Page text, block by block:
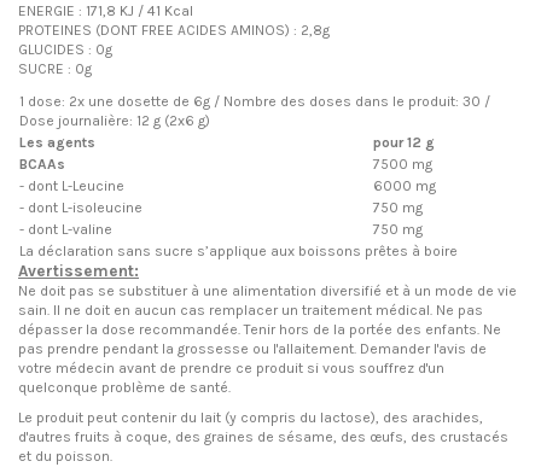
ENERGIE : 171,8 KJ / 41 Kcal
PROTEINES (DONT FREE ACIDES AMINOS) : 2,8g
GLUCIDES : 0g
SUCRE : 0g
1 dose: 2x une dosette de 6g / Nombre des doses dans le produit: 30 /
Dose journalière: 12 g (2x6 g)
Les agents
pour 12 g
BCAAs
7500 mg
- dont L-Leucine
6000 mg
- dont L-isoleucine
750 mg
- dont L-valine
750 mg
La déclaration sans sucre s’applique aux boissons prêtes à boire
Avertissement:
Ne doit pas se substituer à une alimentation diversifié et à un mode de vie
sain. Il ne doit en aucun cas remplacer un traitement médical. Ne pas
dépasser la dose recommandée. Tenir hors de la portée des enfants. Ne
pas prendre pendant la grossesse ou l'allaitement. Demander l'avis de
votre médecin avant de prendre ce produit si vous souffrez d'un
quelconque problème de santé.
Le produit peut contenir du lait (y compris du lactose), des arachides,
d'autres fruits à coque, des graines de sésame, des œufs, des crustacés
et du poisson.